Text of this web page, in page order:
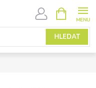
HLEDAT
NÁKUPNÍ
KOŠÍK